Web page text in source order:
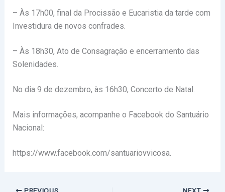
– Às 17h00, final da Procissão e Eucaristia da tarde com
Investidura de novos confrades.
– Às 18h30, Ato de Consagração e encerramento das
Solenidades.
No dia 9 de dezembro, às 16h30, Concerto de Natal.
Mais informações, acompanhe o Facebook do Santuário
Nacional:
https://www.facebook.com/santuariovvicosa.